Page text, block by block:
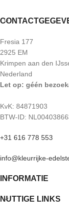
Fresia 177
2925 EM
Krimpen aan den
Nederland
Let op: géén
KvK: 84871903
BTW-ID:
+31 616 778 553
info@kleurrijke-
INFORMATIE
NUTTIGE LINKS